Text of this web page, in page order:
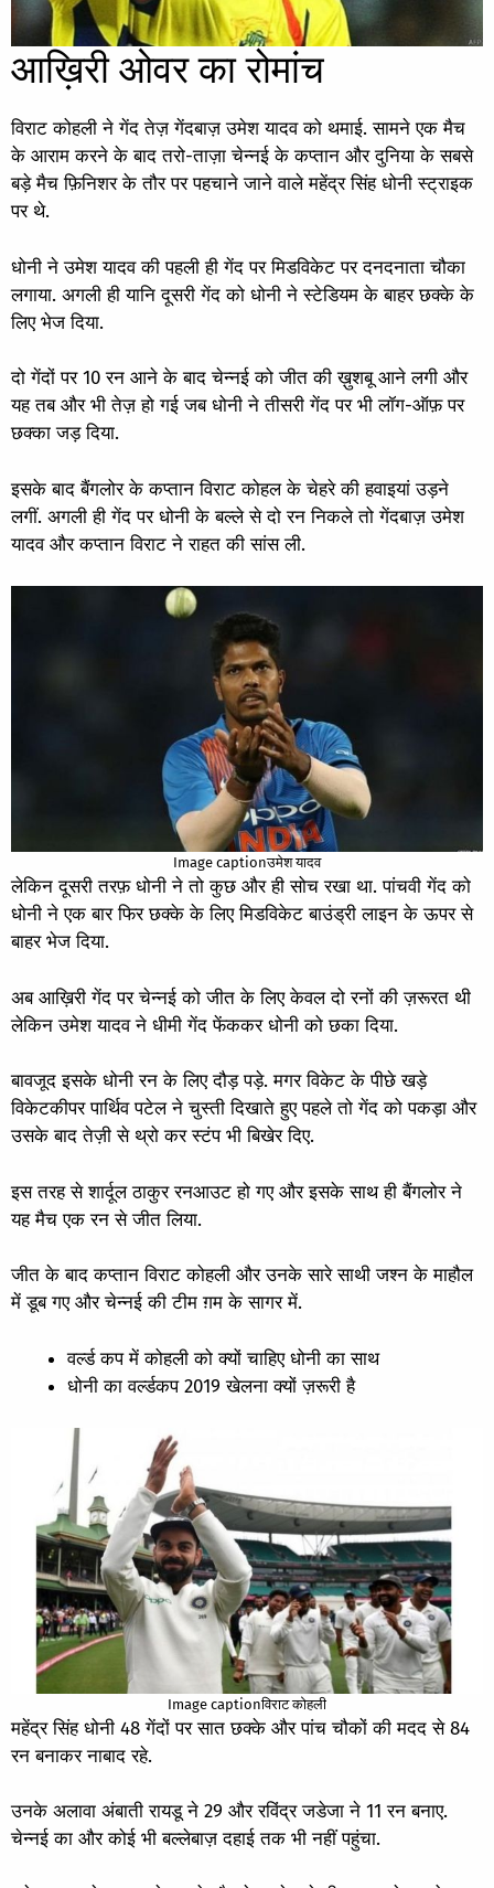
आख़िरी ओवर का रोमांच
विराट कोहली ने गेंद तेज़ गेंदबाज़ उमेश यादव को थमाई. सामने एक मैच
के आराम करने के बाद तरो-ताज़ा चेन्नई के कप्तान और दुनिया के सबसे
बड़े मैच फ़िनिशर के तौर पर पहचाने जाने वाले महेंद्र सिंह धोनी स्ट्राइक
पर थे.
धोनी ने उमेश यादव की पहली ही गेंद पर मिडविकेट पर दनदनाता चौका
लगाया. अगली ही यानि दूसरी गेंद को धोनी ने स्टेडियम के बाहर छक्के के
लिए भेज दिया.
दो गेंदों पर 10 रन आने के बाद चेन्नई को जीत की ख़ुशबू आने लगी और
यह तब और भी तेज़ हो गई जब धोनी ने तीसरी गेंद पर भी लॉग-ऑफ़ पर
छक्का जड़ दिया.
इसके बाद बैंगलोर के कप्तान विराट कोहल के चेहरे की हवाइयां उड़ने
लगीं. अगली ही गेंद पर धोनी के बल्ले से दो रन निकले तो गेंदबाज़ उमेश
यादव और कप्तान विराट ने राहत की सांस ली.
Image captionउमेश यादव
लेकिन दूसरी तरफ़ धोनी ने तो कुछ और ही सोच रखा था. पांचवी गेंद को
धोनी ने एक बार फिर छक्के के लिए मिडविकेट बाउंड्री लाइन के ऊपर से
बाहर भेज दिया.
अब आख़िरी गेंद पर चेन्नई को जीत के लिए केवल दो रनों की ज़रूरत थी
लेकिन उमेश यादव ने धीमी गेंद फेंककर धोनी को छका दिया.
बावजूद इसके धोनी रन के लिए दौड़ पड़े. मगर विकेट के पीछे खड़े
विकेटकीपर पार्थिव पटेल ने चुस्ती दिखाते हुए पहले तो गेंद को पकड़ा और
उसके बाद तेज़ी से थ्रो कर स्टंप भी बिखेर दिए.
इस तरह से शार्दूल ठाकुर रनआउट हो गए और इसके साथ ही बैंगलोर ने
यह मैच एक रन से जीत लिया.
जीत के बाद कप्तान विराट कोहली और उनके सारे साथी जश्न के माहौल
में डूब गए और चेन्नई की टीम ग़म के सागर में.
वर्ल्ड कप में कोहली को क्यों चाहिए धोनी का साथ
धोनी का वर्ल्डकप 2019 खेलना क्यों ज़रूरी है
Image captionविराट कोहली
महेंद्र सिंह धोनी 48 गेंदों पर सात छक्के और पांच चौकों की मदद से 84
रन बनाकर नाबाद रहे.
उनके अलावा अंबाती रायडू ने 29 और रविंद्र जडेजा ने 11 रन बनाए.
चेन्नई का और कोई भी बल्लेबाज़ दहाई तक भी नहीं पहुंचा.